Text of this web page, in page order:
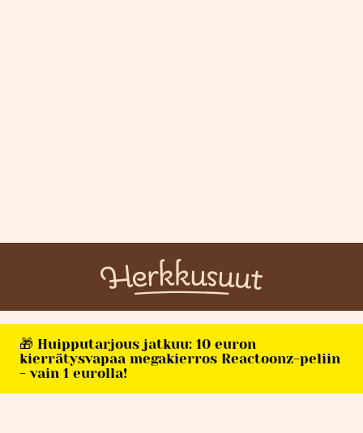
🎁 Huipputarjous jatkuu: 10 euron
kierrätysvapaa megakierros Reactoonz-peliin
- vain 1 eurolla!